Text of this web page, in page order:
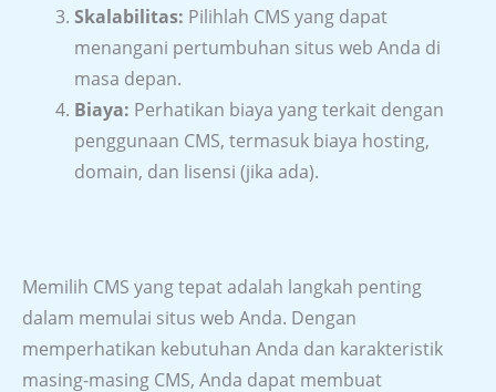
Skalabilitas: Pilihlah CMS yang dapat
menangani pertumbuhan situs web Anda di
masa depan.
Biaya: Perhatikan biaya yang terkait dengan
penggunaan CMS, termasuk biaya hosting,
domain, dan lisensi (jika ada).
Memilih CMS yang tepat adalah langkah penting
dalam memulai situs web Anda. Dengan
memperhatikan kebutuhan Anda dan karakteristik
masing-masing CMS, Anda dapat membuat